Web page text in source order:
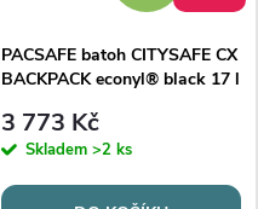
PACSAFE batoh CITYSAFE CX
BACKPACK econyl® black 17 l
3 773 Kč
Skladem >2 ks